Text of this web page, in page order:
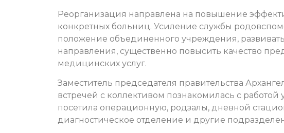
Реорганизация направлена на повышение
конкретных больниц. Усиление службы
положение объединенного учреждения,
направления, существенно повысить качество
медицинских услуг.
Заместитель председателя правительства
встречей с коллективом познакомилась с
посетила операционную, родзалы, дневной
диагностическое отделение и другие